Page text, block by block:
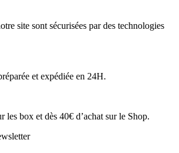
site sont sécurisées par des technologies
et expédiée en 24H.
les box et dès 40€ d’achat sur le Shop.